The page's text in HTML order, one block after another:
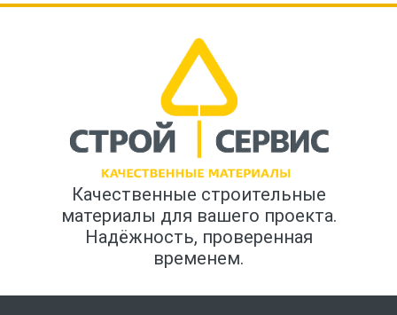
Качественные строительные
материалы для вашего проекта.
Надёжность, проверенная
временем.